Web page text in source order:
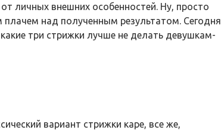
личных внешних особенностей. Ну, просто
плачем над полученным результатом. Сегодня
три стрижки лучше не делать девушкам-
вариант стрижки каре, все же,